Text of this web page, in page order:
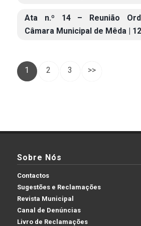
Ata n.º 14 – Reunião
Câmara Municipal de Mêda |
1 2 3 >>
Sobre Nós
Contactos
Sugestões e Reclamações
Revista Municipal
Canal de Denúncias
Livro de Reclamações